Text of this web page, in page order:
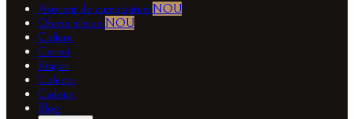
Asistent de cumpărături NOU
Oferte zilnice NOU
Coliere
Cercei
Brățări
Colecții
Cadouri
Blog